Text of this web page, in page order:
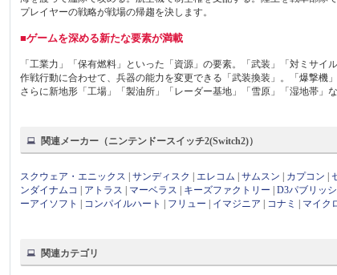
プレイヤーの戦略が戦場の帰趨を決します。
■ゲームを深める新たな要素が満載
「工業力」「保有燃料」といった「資源」の要素。「武装」「対ミサイ
作戦行動に合わせて、兵器の能力を変更できる「武装換装」。「爆撃機
さらに新地形「工場」「製油所」「レーダー基地」「雪原」「湿地帯」
関連メーカー（ニンテンドースイッチ2(Switch2)）
スクウェア・エニックス |サンディスク エレコム |サムスン カプコン |
ンダイナムコ
アトラス マーベラス キーズファクトリー |D3パブリッ
ーアイソフト
コンパイルハート フリュー イマジニア コナミ マイク
関連カテゴリ